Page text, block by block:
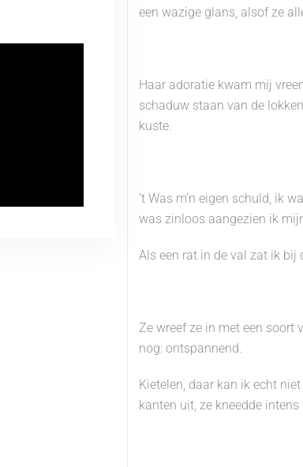
een wazige glans, alsof ze
Haar adoratie kwam mij
schaduw staan van de
kuste.
’t Was m’n eigen schuld, ik
was zinloos aangezien ik
Als een rat in de val zat ik bij
Ze wreef ze in met een soort
nog: ontspannend.
Kietelen, daar kan ik echt
kanten uit, ze kneedde intens